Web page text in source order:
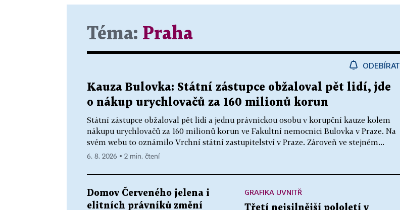
Téma: Praha
ODEBÍRAT
Kauza Bulovka: Státní zástupce obžaloval pět lidí, jde
o nákup urychlovačů za 160 milionů korun
Státní zástupce obžaloval pět lidí a jednu právnickou osobu v korupční kauze kolem
nákupu urychlovačů za 160 milionů korun ve Fakultní nemocnici Bulovka v Praze. Na
svém webu to oznámilo Vrchní státní zastupitelství v Praze. Zároveň ve stejném...
6. 8. 2026 ▪ 2 min. čtení
Domov Červeného jelena i
elitních právníků změní
GRAFIKA UVNITŘ
Třetí nejsilnější pololetí v